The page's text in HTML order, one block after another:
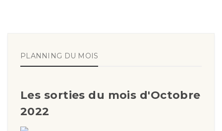
PLANNING DU MOIS
Les sorties du mois d'Octobre
2022